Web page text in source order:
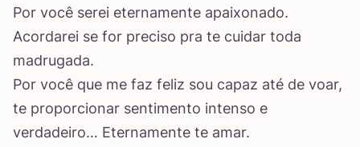
Por você serei eternamente apaixonado.
Acordarei se for preciso pra te cuidar toda
madrugada.
Por você que me faz feliz sou capaz até de voar,
te proporcionar sentimento intenso e
verdadeiro… Eternamente te amar.